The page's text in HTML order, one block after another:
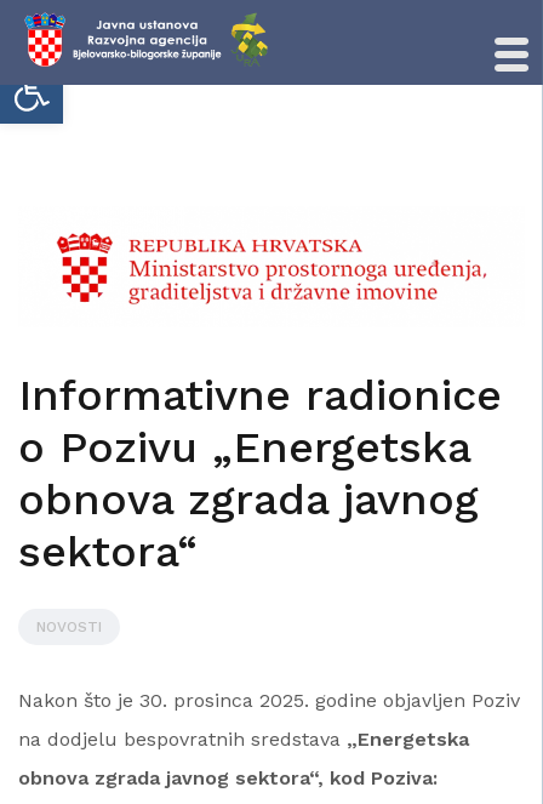
Open toolbar
Skip
to
Informativne radionice
o Pozivu „Energetska
obnova zgrada javnog
sektora“
NOVOSTI
Nakon što je 30. prosinca 2025. godine objavljen Poziv
na dodjelu bespovratnih sredstava „Energetska
obnova zgrada javnog sektora“, kod Poziva: